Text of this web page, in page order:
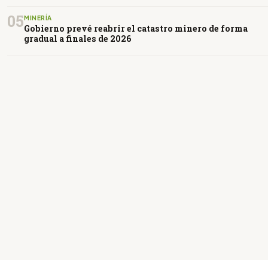
05MINERÍA
Gobierno prevé reabrir el catastro minero de forma
gradual a finales de 2026